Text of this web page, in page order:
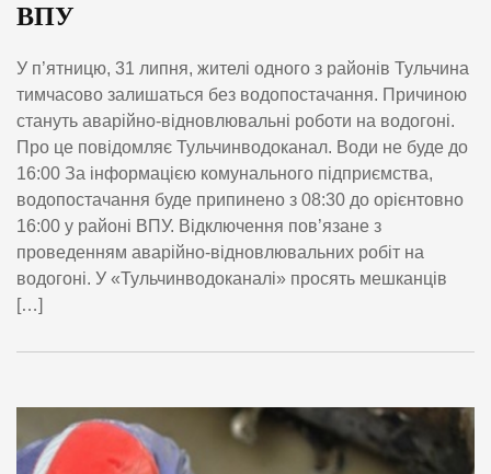
ВПУ
У п’ятницю, 31 липня, жителі одного з районів Тульчина
тимчасово залишаться без водопостачання. Причиною
стануть аварійно-відновлювальні роботи на водогоні.
Про це повідомляє Тульчинводоканал. Води не буде до
16:00 За інформацією комунального підприємства,
водопостачання буде припинено з 08:30 до орієнтовно
16:00 у районі ВПУ. Відключення пов’язане з
проведенням аварійно-відновлювальних робіт на
водогоні. У «Тульчинводоканалі» просять мешканців
[…]